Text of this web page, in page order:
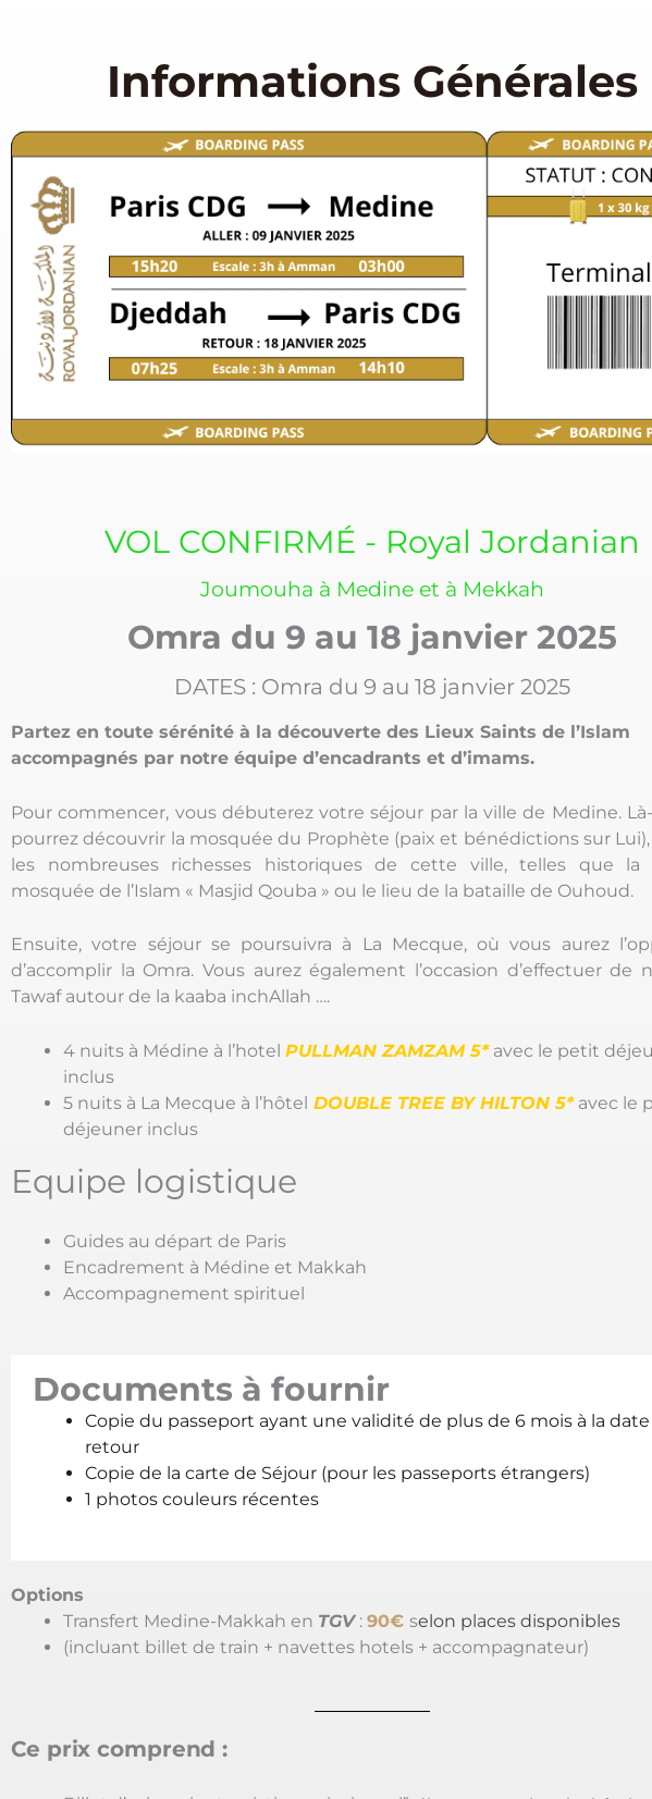
Informations Générales
VOL CONFIRMÉ - Royal Jordanian
Joumouha à Medine et à Mekkah
Omra du 9 au 18 janvier 2025
DATES : Omra du 9 au 18 janvier 2025
Partez en toute sérénité à la découverte des Lieux Saints de l’Islam
accompagnés par notre équipe d’encadrants et d’imams.
Pour commencer, vous débuterez votre séjour par la ville de Medine.
pourrez découvrir la mosquée du Prophète (paix et bénédictions sur
les nombreuses richesses historiques de cette ville, telles que la
mosquée de l’Islam « Masjid Qouba » ou le lieu de la bataille de Ouhoud.
Ensuite, votre séjour se poursuivra à La Mecque, où vous aurez
d’accomplir la Omra. Vous aurez également l’occasion d’effectuer de
Tawaf autour de la kaaba inchAllah ….
4 nuits à Médine à l’hotel PULLMAN ZAMZAM5*avec le petit
inclus
5 nuits à La Mecque à l’hôtel DOUBLE TREE BY HILTON 5*avec le p
déjeuner inclus
Equipe logistique
Guides au départ de Paris
Encadrement à Médine et Makkah
Accompagnement spirituel
Documents à fournir
Copie du passeport ayant une validité de plus de 6 mois à la
retour
Copie de la carte de Séjour (pour les passeports étrangers)
1 photos couleurs récentes
Options
Transfert Medine-Makkah en TGV: 90€ selon places disponibles
(incluant billet de train + navettes hotels + accompagnateur)
Ce prix comprend :